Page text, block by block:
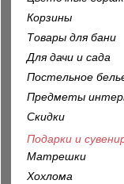
Корзины
Товары для бани
Для дачи и сада
Постельное
Предметы
Скидки
Подарки и
Матрешки
Хохлома